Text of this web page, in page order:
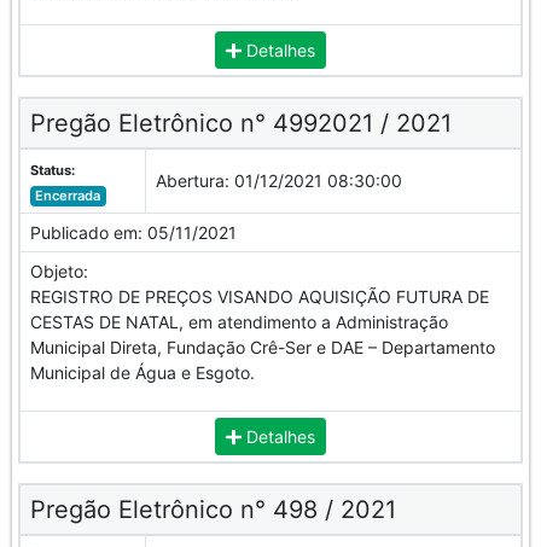
Detalhes
Pregão Eletrônico n° 4992021 / 2021
Status:
Encerrada
Abertura: 01/12/2021 08:30:00
Publicado em: 05/11/2021
Objeto:
REGISTRO DE PREÇOS VISANDO AQUISIÇÃO FUTURA DE
CESTAS DE NATAL, em atendimento a Administração
Municipal Direta, Fundação Crê-Ser e DAE – Departamento
Municipal de Água e Esgoto.
Detalhes
Pregão Eletrônico n° 498 / 2021